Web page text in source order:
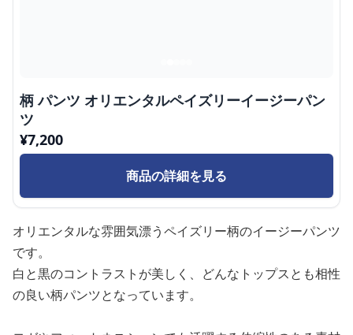
柄 パンツ オリエンタルペイズリーイージーパン
ツ
¥7,200
商品の詳細を見る
オリエンタルな雰囲気漂うペイズリー柄のイージーパンツ
です。
白と黒のコントラストが美しく、どんなトップスとも相性
の良い柄パンツとなっています。